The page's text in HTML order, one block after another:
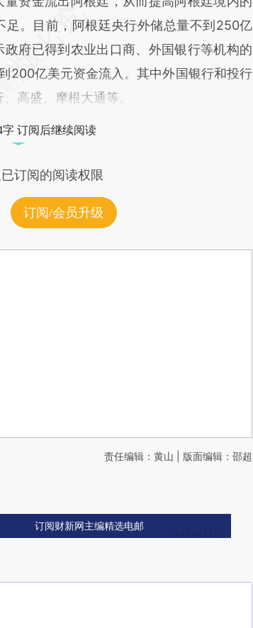
。目前，阿根廷央行外储总量不到250亿
府已得到农业出口商、外国银行等机构的
200亿美元资金流入。其中外国银行和投行
高盛、摩根大通等。
字 订阅后继续阅读
订阅的阅读权限
订阅/会员升级
责任编辑：黄山 | 版面编辑：邵超
订阅财新网主编精选电邮